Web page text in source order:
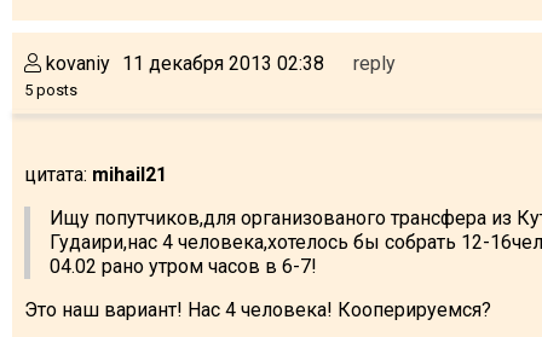
kovaniy
5 posts
11 декабря 2013 02:38 reply
цитата: mihail21
Ищу попутчиков,для организованого трансфера из
Гудаири,нас 4 человека,хотелось бы собрать 12-
04.02 рано утром часов в 6-7!
Это наш вариант! Нас 4 человека! Кооперируемся?
Hotels
Other
GEORGIA
About Georgia